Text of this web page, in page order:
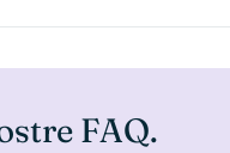
FAQ.